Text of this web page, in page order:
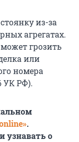
из-за
агрегатах.
грозить
или
номера
УК РФ).
.
узнавать о